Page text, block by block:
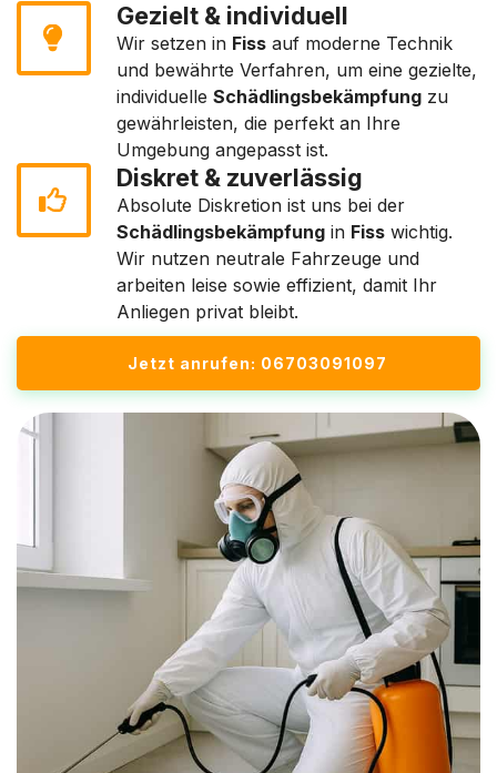
Gezielt & individuell
Wir setzen in Fiss auf moderne Technik
und bewährte Verfahren, um eine gezielte,
individuelle Schädlingsbekämpfung zu
gewährleisten, die perfekt an Ihre
Umgebung angepasst ist.
Diskret & zuverlässig
Absolute Diskretion ist uns bei der
Schädlingsbekämpfung in Fiss wichtig.
Wir nutzen neutrale Fahrzeuge und
arbeiten leise sowie effizient, damit Ihr
Anliegen privat bleibt.
Jetzt anrufen: 06703091097